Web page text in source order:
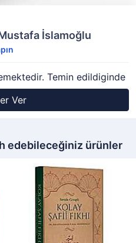
İslamoğlu
Temin edildiginde
Ver
edebileceğiniz ürünler